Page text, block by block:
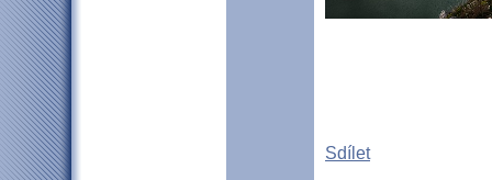
Sdílet